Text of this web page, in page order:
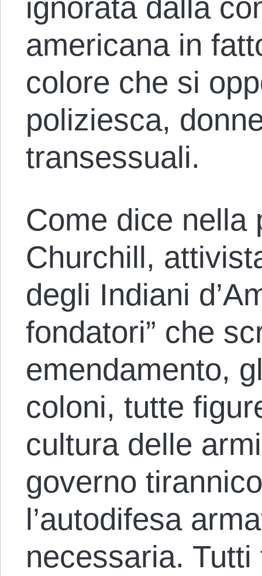
ignorata dalla
americana in
colore che si
poliziesca,
transessuali.
Come dice nella
Churchill,
degli Indiani
fondatori” che
emendamento,
coloni, tutte
cultura delle
governo
l’autodifesa
necessaria.